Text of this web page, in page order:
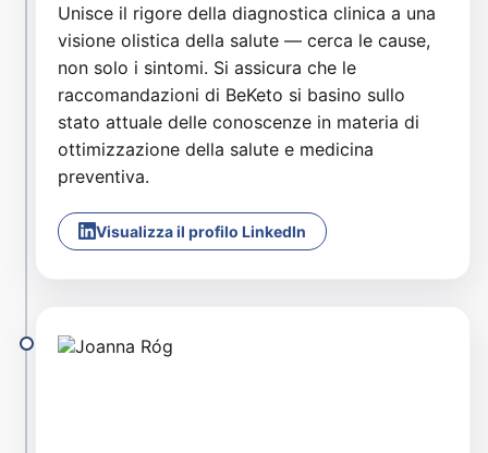
Unisce il rigore della diagnostica clinica a una
visione olistica della salute — cerca le cause,
non solo i sintomi. Si assicura che le
raccomandazioni di BeKeto si basino sullo
stato attuale delle conoscenze in materia di
ottimizzazione della salute e medicina
preventiva.
Visualizza il profilo LinkedIn